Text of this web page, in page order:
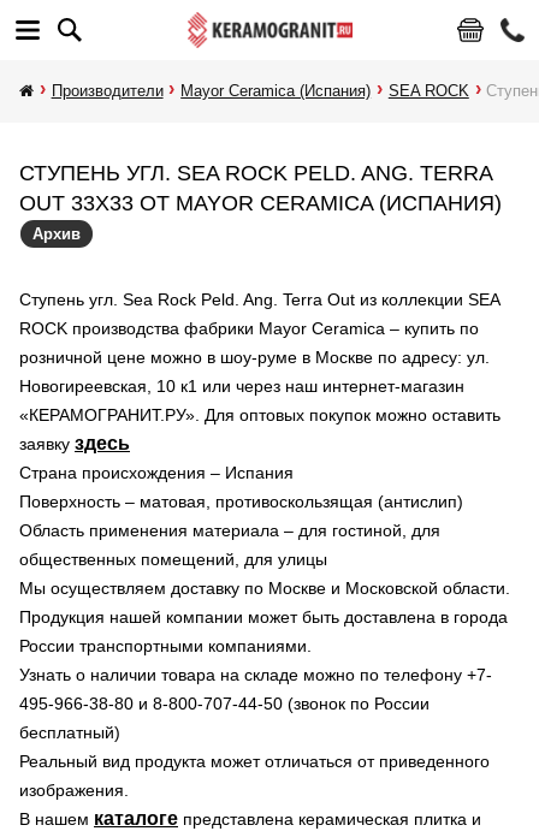
Производители Mayor Ceramica (Испания) SEA ROCK
СТУПЕНЬ УГЛ. SEA ROCK PELD. ANG. TERRA
OUT 33X33 ОТ MAYOR CERAMICA (ИСПАНИЯ)
Архив
Ступень угл. Sea Rock Peld. Ang. Terra Out из коллекции SEA
ROCK производства фабрики Mayor Ceramica – купить по
розничной цене можно в шоу-руме в Москве по адресу: ул.
Новогиреевская, 10 к1 или через наш интернет-магазин
«КЕРАМОГРАНИТ.РУ». Для оптовых покупок можно оставить
заявку здесь
Страна происхождения – Испания
Поверхность – матовая, противоскользящая (антислип)
Область применения материала – для гостиной, для
общественных помещений, для улицы
Мы осуществляем доставку по Москве и Московской области.
Продукция нашей компании может быть доставлена в города
России транспортными компаниями.
Узнать о наличии товара на складе можно по телефону +7-
495-966-38-80 и 8-800-707-44-50 (звонок по России
бесплатный)
Реальный вид продукта может отличаться от приведенного
изображения.
В нашем каталоге представлена керамическая плитка и